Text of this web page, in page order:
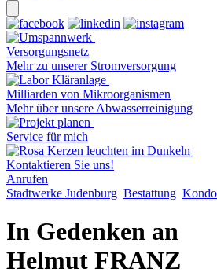
Versorgungsnetz
Mehr zu unserer Stromversorgung
Milliarden von Mikroorganismen
Mehr über unsere Abwasserreinigung
Service für mich
Kontaktieren Sie uns!
Anrufen
Stadtwerke Judenburg Bestattung
In Gedenken an
Helmut FRANZ